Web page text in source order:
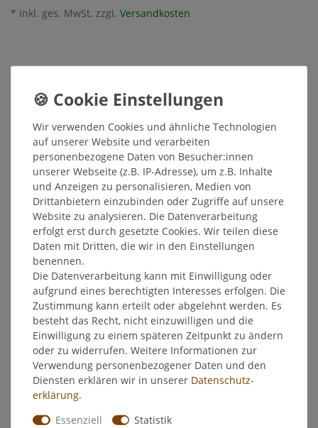
* inkl. ges. MwSt. zzgl. Versandkosten
Beschreibung
Weitere Details
Hersteller
Klebestift ''Made in Germany''. Klebemasse aus 98%
natürlichen Inhaltsstoffen (inklusive Wasser). Ohne
Lösungsmittel. Klebt schnell, stark und dauerhaft.
Schraubkappe zum Schutz vor Austrocknung. Behälter aus
50% recyceltem Kunststoff. Sehr gute Soforthaftung. Hohe
Ergiebigkeit. Leicht verstreichbar und kalt auswaschbar.
Ausführung des Behälters: Stift mit Drehmechanismus
auswaschbar: true
Grundpreis Einheit: GRM
Grundpreis Inhalt: 8.20
Grundpreis Menge: 100.00
Grundpreis: Inhalt 8.20 Gramm je Stück. Grundpreis für
100.00 Gramm: EUR 12.07 zzgl. MwSt.
Wir verwenden Cookies und ähnliche Technologien
auf unserer Website und verarbeiten
personenbezogene Daten von Besucher:innen
unserer Webseite (z.B. IP-Adresse), um z.B. Inhalte
und Anzeigen zu personalisieren, Medien von
Drittanbietern einzubinden oder Zugriffe auf unsere
Website zu analysieren. Die Datenverarbeitung
erfolgt erst durch gesetzte Cookies. Wir teilen diese
Daten mit Dritten, die wir in den Einstellungen
benennen.
Die Datenverarbeitung kann mit Einwilligung oder
aufgrund eines berechtigten Interesses erfolgen. Die
Zustimmung kann erteilt oder abgelehnt werden. Es
besteht das Recht, nicht einzuwilligen und die
Einwilligung zu einem späteren Zeitpunkt zu ändern
oder zu widerrufen. Weitere Informationen zur
Verwendung personenbezogener Daten und den
Diensten erklären wir in unserer Daten­schutz­
erklärung.
Essenziell
Statistik